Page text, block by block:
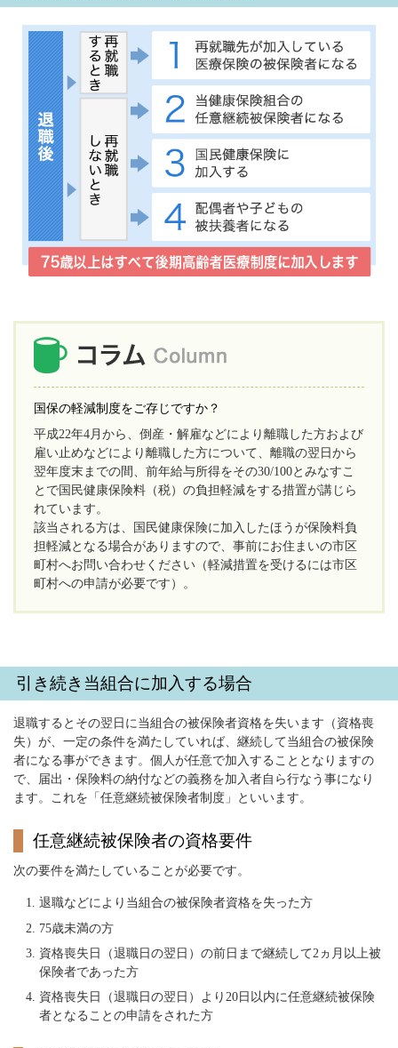
国保の軽減制度をご存じですか？
平成22年4月から、倒産・解雇などにより離職した方および
雇い止めなどにより離職した方について、離職の翌日から
翌年度末までの間、前年給与所得をその30/100とみなすこ
とで国民健康保険料（税）の負担軽減をする措置が講じら
れています。
該当される方は、国民健康保険に加入したほうが保険料負
担軽減となる場合がありますので、事前にお住まいの市区
町村へお問い合わせください（軽減措置を受けるには市区
町村への申請が必要です）。
引き続き当組合に加入する場合
退職するとその翌日に当組合の被保険者資格を失います（資格喪
失）が、一定の条件を満たしていれば、継続して当組合の被保険
者になる事ができます。個人が任意で加入することとなりますの
で、届出・保険料の納付などの義務を加入者自ら行なう事になり
ます。これを「任意継続被保険者制度」といいます。
任意継続被保険者の資格要件
次の要件を満たしていることが必要です。
退職などにより当組合の被保険者資格を失った方
75歳未満の方
資格喪失日（退職日の翌日）の前日まで継続して2ヵ月以上被
保険者であった方
資格喪失日（退職日の翌日）より20日以内に任意継続被保険
者となることの申請をされた方